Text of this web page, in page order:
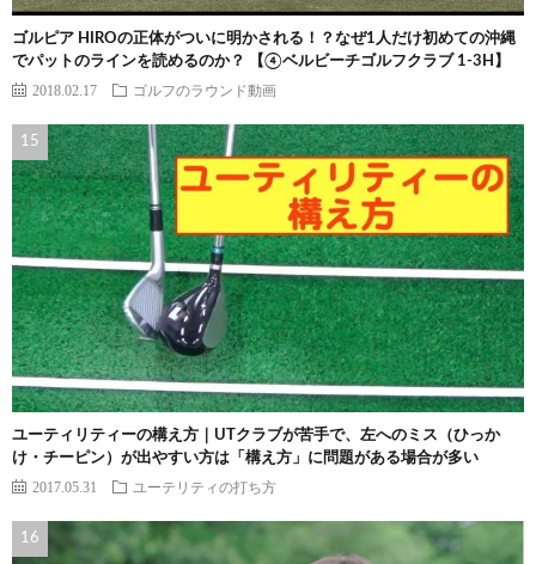
ゴルピア HIROの正体がついに明かされる！？なぜ1人だけ初めての沖縄
でパットのラインを読めるのか？ 【④ベルビーチゴルフクラブ 1-3H】
2018.02.17 ゴルフのラウンド動画
ユーティリティーの構え方｜UTクラブが苦手で、左へのミス（ひっか
け・チーピン）が出やすい方は「構え方」に問題がある場合が多い
2017.05.31 ユーテリティの打ち方